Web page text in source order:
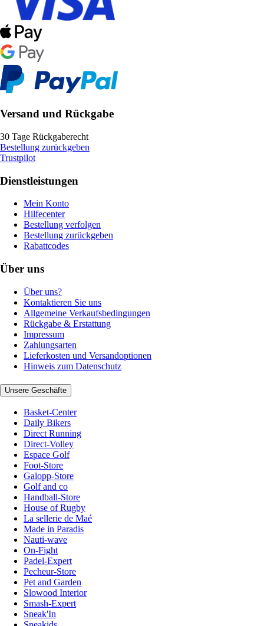
Versand und Rückgabe
30 Tage Rückgaberecht
Bestellung zurückgeben
Trustpilot
Dienstleistungen
Mein Konto
Hilfecenter
Bestellung verfolgen
Bestellung zurückgeben
Rabattcodes
Über uns
Über uns?
Kontaktieren Sie uns
Allgemeine Verkaufsbedingungen
Rückgabe & Erstattung
Impressum
Zahlungsarten
Lieferkosten und Versandoptionen
Hinweis zum Datenschutz
Unsere Geschäfte
Basket-Center
Daily Bikers
Direct Running
Direct-Volley
Espace Golf
Foot-Store
Galopp-Store
Golf and co
Handball-Store
House of Rugby
La sellerie de Maé
Made in Paradis
Nauti-wave
On-Fight
Padel-Expert
Pecheur-Store
Pet and Garden
Slowood Interior
Smash-Expert
Sneak'In